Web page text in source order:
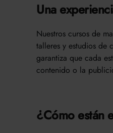
Una
Nuestros cursos de
talleres y estudios de
garantiza que cada
contenido o la
¿Cómo están